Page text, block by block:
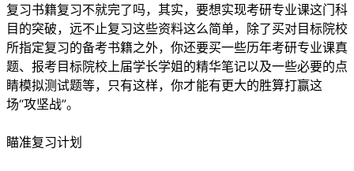
复习书籍复习不就完了吗，其实，要想实现考研专业课这门科
目的突破，远不止复习这些资料这么简单，除了买对目标院校
所指定复习的备考书籍之外，你还要买一些历年考研专业课真
题、报考目标院校上届学长学姐的精华笔记以及一些必要的点
睛模拟测试题等，只有这样，你才能有更大的胜算打赢这
场“攻坚战”。
瞄准复习计划